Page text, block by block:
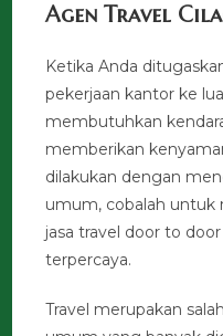
Agen Travel
Ketika Anda
pekerjaan kantor ke
membutuhkan
memberikan
dilakukan dengan
umum, cobalah untuk
jasa travel door to
terpercaya.
Travel merupakan